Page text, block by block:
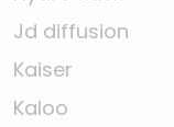
Jd diffusion
Kaiser
Kaloo